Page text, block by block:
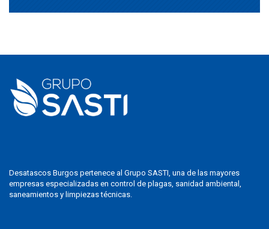
Desatascos Burgos pertenece al Grupo SASTI, una de las mayores
empresas especializadas en control de plagas, sanidad ambiental,
saneamientos y limpiezas técnicas.